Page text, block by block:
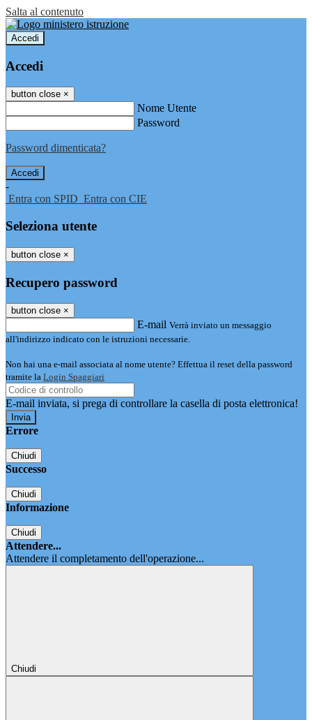
Salta al contenuto
Accedi
Accedi
button close ×
Nome Utente
Password
Password dimenticata?
-
Entra con SPID Entra con CIE
Seleziona utente
button close ×
Recupero password
button close ×
E-mail Verrà inviato un messaggio
all'indirizzo indicato con le istruzioni necessarie.
Non hai una e-mail associata al nome utente? Effettua il reset della password
tramite la Login Spaggiari
E-mail inviata, si prega di controllare la casella di posta elettronica!
Errore
Chiudi
Successo
Chiudi
Informazione
Chiudi
Attendere...
Attendere il completamento dell'operazione...
Chiudi